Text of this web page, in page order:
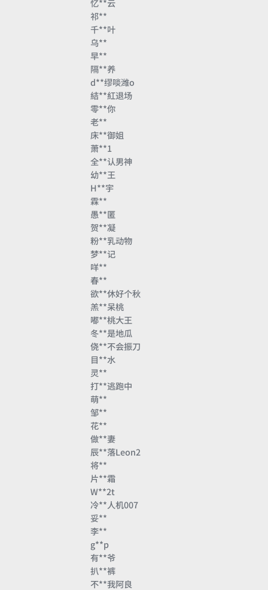
忆**云
祁**
千**叶
乌**
早**
隔**养
d**缪啖潍o
結**紅退场
零**你
老**
床**御姐
萧**1
全**认男神
幼**王
H**宇
霖**
愚**匿
贺**凝
粉**乳动物
梦**记
咩**
春**
欲**休好个秋
羔**呆桃
嘟**桃大王
冬**是地瓜
侥**不会振刀
目**水
灵**
打**逃跑中
萌**
邹**
花**
做**妻
辰**落Leon2
将**
片**霜
W**2t
冷**人机007
妥**
李**
g**p
有**爷
扒**裤
不**我阿良